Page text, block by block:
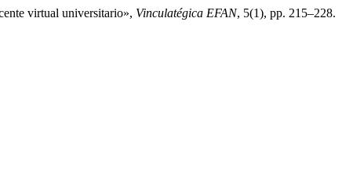
virtual universitario», Vinculatégica EFAN, 5(1), pp. 215–228.